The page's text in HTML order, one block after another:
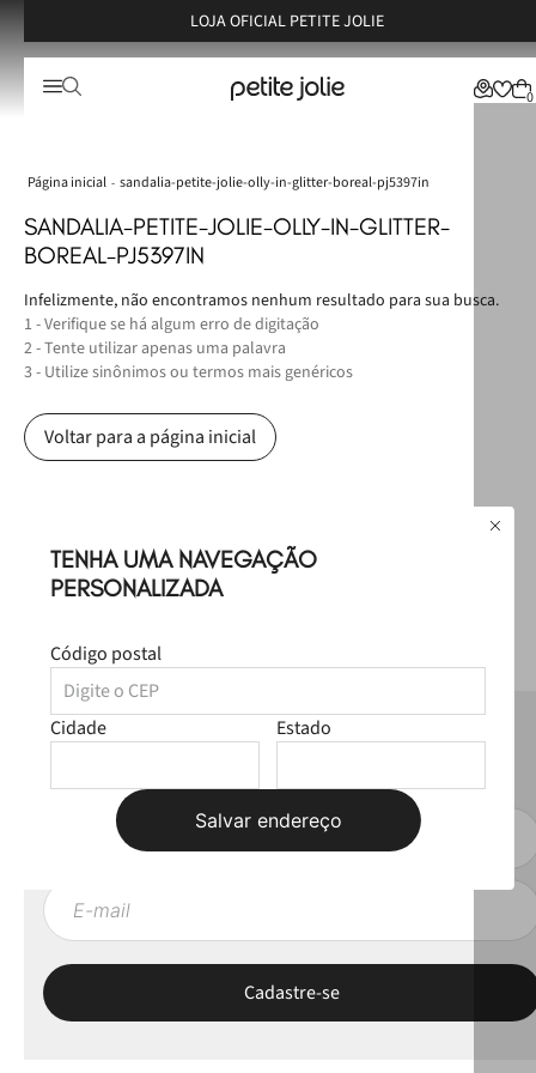
LOJA OFICIAL PETITE JOLIE
TENHA UMA NAVEGAÇÃO
PERSONALIZADA
Código postal
Cidade Estado
Salvar endereço
0
sandalia-petite-jolie-olly-in-glitter-boreal-pj5397in
SANDALIA-PETITE-JOLIE-OLLY-IN-GLITTER-
BOREAL-PJ5397IN
Infelizmente, não encontramos nenhum resultado para sua busca.
1 - Verifique se há algum erro de digitação
2 - Tente utilizar apenas uma palavra
3 - Utilize sinônimos ou termos mais genéricos
Voltar para a página inicial
NEWSLETTER